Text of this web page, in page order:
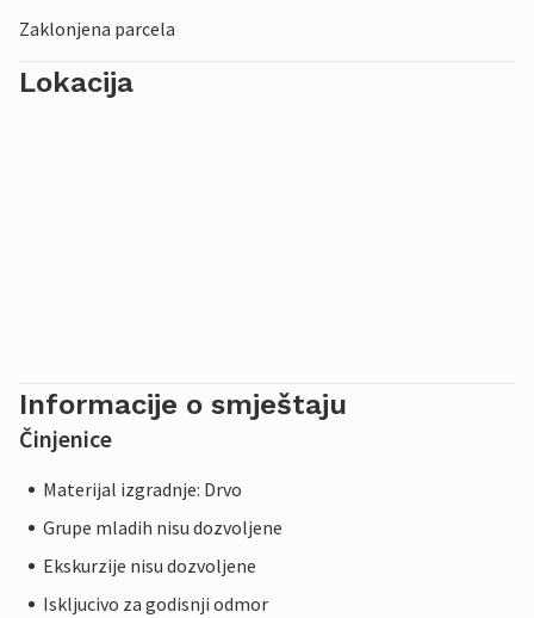
Zaklonjena parcela
Lokacija
Informacije o smještaju
Činjenice
Materijal izgradnje: Drvo
Grupe mladih nisu dozvoljene
Ekskurzije nisu dozvoljene
Iskljucivo za godisnji odmor